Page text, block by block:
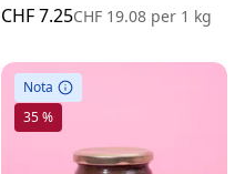
CHF 7.25CHF 19.08 per 1 kg
Nota
35 %